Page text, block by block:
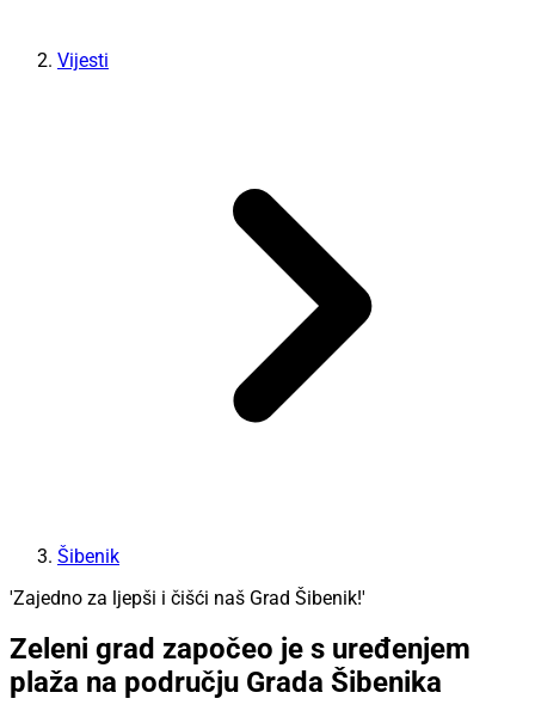
Vijesti
Šibenik
'Zajedno za ljepši i čišći naš Grad Šibenik!'
Zeleni grad započeo je s uređenjem
plaža na području Grada Šibenika